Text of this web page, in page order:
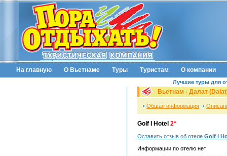
На главную О Вьетнаме Туры Туристам О компании
Лучшие туры для
Вьетнам - Далат
Общая информация
Golf I Hotel 2*
Оставить отзыв об отеле Golf I
Информации по отелю нет